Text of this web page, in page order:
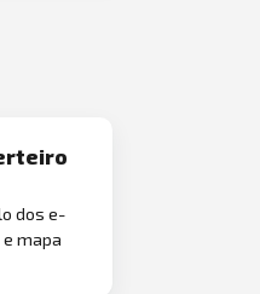
dos e-
mapa